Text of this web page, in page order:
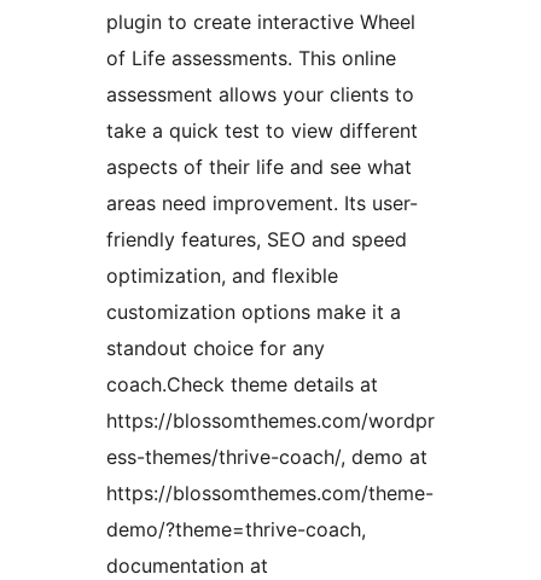
plugin to create interactive Wheel
of Life assessments. This online
assessment allows your clients to
take a quick test to view different
aspects of their life and see what
areas need improvement. Its user-
friendly features, SEO and speed
optimization, and flexible
customization options make it a
standout choice for any
coach.Check theme details at
https://blossomthemes.com/wordpr
ess-themes/thrive-coach/, demo at
https://blossomthemes.com/theme-
demo/?theme=thrive-coach,
documentation at